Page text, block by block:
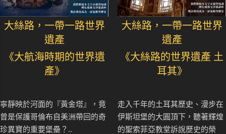
大絲路，一帶一路世界
遺產
《大航海時期的世界遺
產》
寧靜映於河面的『黃金塔』，竟
曾是保護哥倫布自美洲帶回的奇
珍異寶的重要堡壘？..
大絲路，一帶一路世界
遺產
《大絲路的世界遺產 土
耳其》
走入千年的土耳其歷史、漫步在
伊斯坦堡的大圓頂下，聽著輝煌
的聖索菲亞教堂訴說歷史的榮